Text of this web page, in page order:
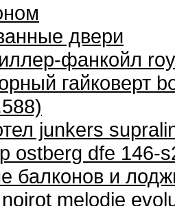
двери
фанкойл
гайковерт
junkers
ostberg dfe 146-
балконов и
noirot melodie